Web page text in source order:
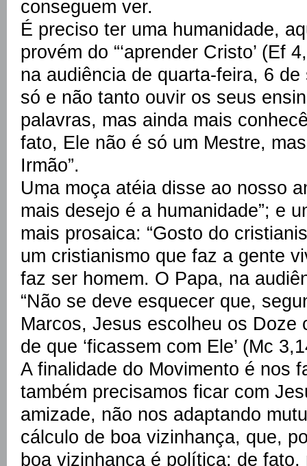
conseguem ver.
É preciso ter uma humanidade,
provém do “‘aprender Cristo’ (Ef
na audiência de quarta-feira, 6
só e não tanto ouvir os seus
palavras, mas ainda mais
fato, Ele não é só um Mestre,
Irmão”.
Uma moça atéia disse ao nosso
mais desejo é a humanidade”; e
mais prosaica: “Gosto do
um cristianismo que faz a gente
faz ser homem. O Papa, na
“Não se deve esquecer que,
Marcos, Jesus escolheu os Doze
de que ‘ficassem com Ele’ (Mc
A finalidade do Movimento é nos
também precisamos ficar com
amizade, não nos adaptando
cálculo de boa vizinhança, que,
boa vizinhança é política; de